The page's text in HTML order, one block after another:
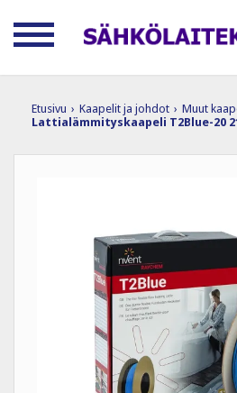
Etusivu › Kaapelit ja johdot › Muut
Lattialämmityskaapeli T2Blue-20